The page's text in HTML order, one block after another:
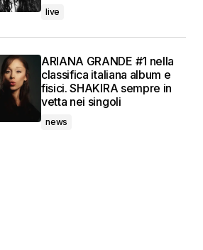
live
ARIANA GRANDE #1 nella
classifica italiana album e
fisici. SHAKIRA sempre in
vetta nei singoli
news